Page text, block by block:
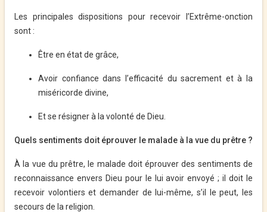
Les principales dispositions pour recevoir l’Extrême-onction
sont :
Être en état de grâce,
Avoir confiance dans l’efficacité du sacrement et à la
miséricorde divine,
Et se résigner à la volonté de Dieu.
Quels sentiments doit éprouver le malade à la vue du prêtre ?
À la vue du prêtre, le malade doit éprouver des sentiments de
reconnaissance envers Dieu pour le lui avoir envoyé ; il doit le
recevoir volontiers et demander de lui-même, s’il le peut, les
secours de la religion.